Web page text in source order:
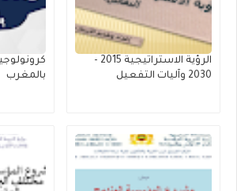
الرؤية الاستراتيجية 2015 -
2030 وآليات التفعيل
بالمغرب